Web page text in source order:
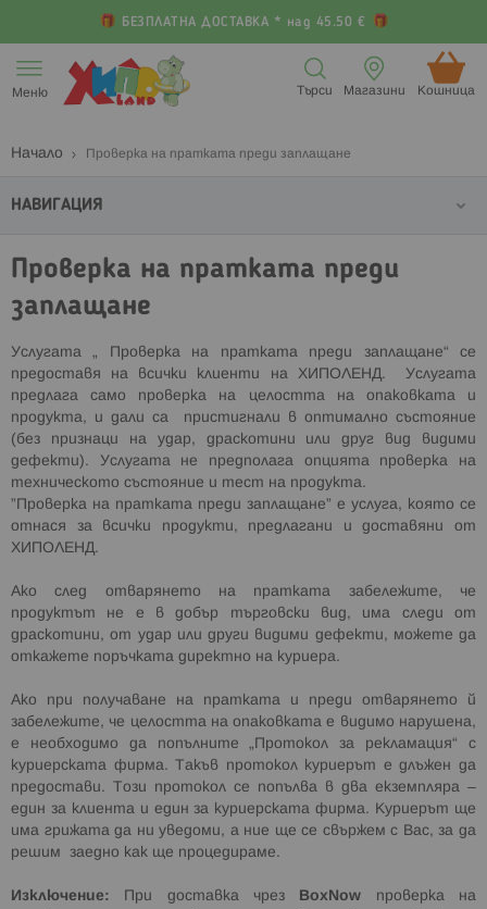
БЕЗПЛАТНА ДОСТАВКА * над 45.50 €
към
съдържанието
Меню Кошница (
Магазини
Търси
Начало Проверка на пратката преди заплащане
Проверка на пратката преди
заплащане
Услугата „ Проверка на пратката преди заплащане“ се
предоставя на всички клиенти на ХИПОЛЕНД. Услугата
предлага само проверка на целостта на опаковката и
продукта, и дали са пристигнали в оптимално състояние
(без признаци на удар, драскотини или друг вид видими
дефекти). Услугата не предполага опцията проверка на
техническото състояние и тест на продукта.
”Проверка на пратката преди заплащане” е услуга, която се
отнася за всички продукти, предлагани и доставяни от
ХИПОЛЕНД.
Ако след отварянето на пратката забележите, че
продуктът не е в добър търговски вид, има следи от
драскотини, от удар или други видими дефекти, можете да
откажете поръчката директно на куриера.
Ако при получаване на пратката и преди отварянето й
забележите, че целостта на опаковката е видимо нарушена,
е необходимо да попълните „Протокол за рекламация“ с
куриерската фирма. Такъв протокол куриерът е длъжен да
предостави. Този протокол се попълва в два екземпляра –
един за клиента и един за куриерската фирма. Куриерът ще
има грижата да ни уведоми, а ние ще се свържем с Вас, за да
решим заедно как ще процедираме.
Изключение: При доставка чрез BoxNow проверка на
НАВИГАЦИЯ